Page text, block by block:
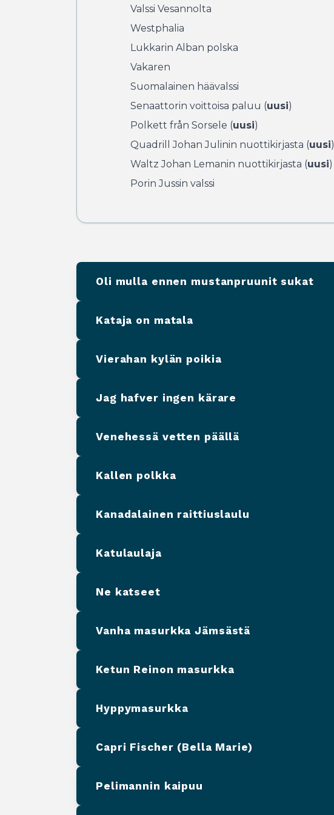
Valssi Vesannolta
Westphalia
Lukkarin Alban polska
Vakaren
Suomalainen häävalssi
Senaattorin voittoisa paluu (uusi)
Polkett från Sorsele (uusi)
Quadrill Johan Julinin nuottikirjasta (uusi)
Waltz Johan Lemanin nuottikirjasta (uusi)
Porin Jussin valssi
Oli mulla ennen mustanpruunit sukat
Kataja on matala
Vierahan kylän poikia
Jag hafver ingen kärare
Venehessä vetten päällä
Kallen polkka
Kanadalainen raittiuslaulu
Katulaulaja
Ne katseet
Vanha masurkka Jämsästä
Ketun Reinon masurkka
Hyppymasurkka
Capri Fischer (Bella Marie)
Pelimannin kaipuu